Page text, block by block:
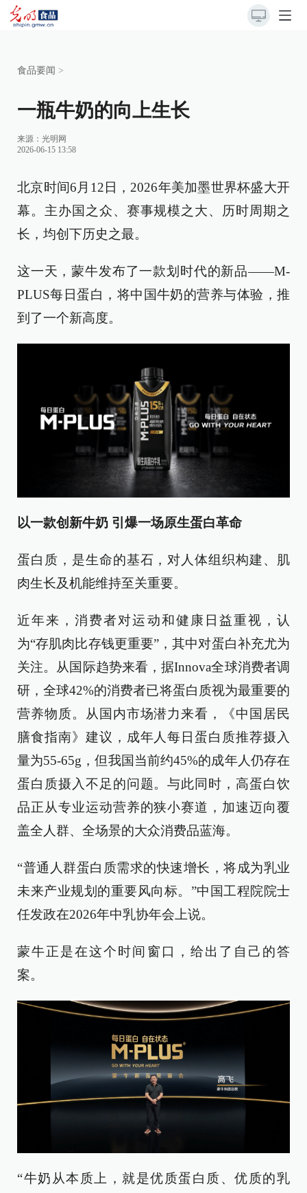
食品要闻 >
一瓶牛奶的向上生长
来源： 光明网
2026-06-15 13:58
北京时间6月12日，2026年美加墨世界杯盛大开
幕。主办国之众、赛事规模之大、历时周期之
长，均创下历史之最。
这一天，蒙牛发布了一款划时代的新品——M-
PLUS每日蛋白，将中国牛奶的营养与体验，推
到了一个新高度。
以一款创新牛奶 引爆一场原生蛋白革命
蛋⽩质，是生命的基石，对人体组织构建、肌
肉生长及机能维持至关重要。
近年来，消费者对运动和健康日益重视，认
为“存肌肉比存钱更重要”，其中对蛋白补充尤为
关注。从国际趋势来看，据Innova全球消费者调
研，全球42%的消费者已将蛋白质视为最重要的
营养物质。从国内市场潜力来看，《中国居民
膳食指南》建议，成年人每日蛋白质推荐摄入
量为55-65g，但我国当前约45%的成年人仍存在
蛋白质摄入不足的问题。与此同时，高蛋白饮
品正从专业运动营养的狭小赛道，加速迈向覆
盖全人群、全场景的大众消费品蓝海。
“普通人群蛋白质需求的快速增长，将成为乳业
未来产业规划的重要风向标。”中国工程院院士
任发政在2026年中乳协年会上说。
蒙牛正是在这个时间窗口，给出了自己的答
案。
“牛奶从本质上，就是优质蛋白质、优质的乳